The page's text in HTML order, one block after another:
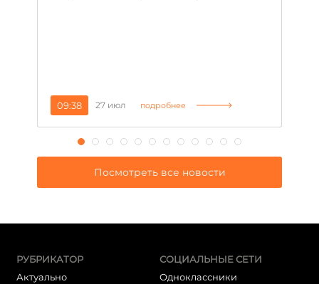
09:38 27 июл подробнее
Посмотреть все новости
РУБРИКАТОР
Актуально
СОЦИАЛЬНЫЕ СЕТИ
Одноклассники